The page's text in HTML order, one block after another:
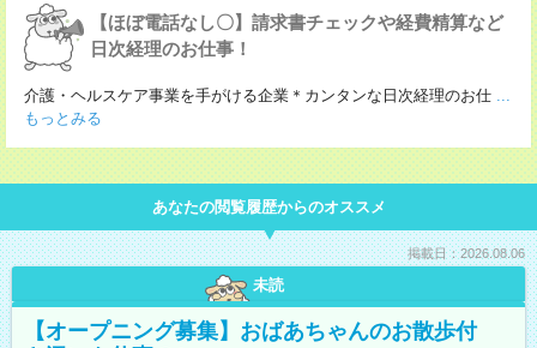
【ほぼ電話なし〇】請求書チェックや経費精算など
日次経理のお仕事！
介護・ヘルスケア事業を手がける企業＊カンタンな日次経理のお仕 ...
もっとみる
あなたの閲覧履歴からのオススメ
掲載日：2026.08.06
未読
【オープニング募集】おばあちゃんのお散歩付